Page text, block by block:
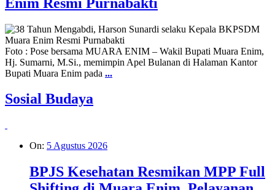
Foto : Pose bersama MUARA ENIM – Wakil Bupati Muara Enim,
Hj. Sumarni, M.Si., memimpin Apel Bulanan di Halaman Kantor
Bupati Muara Enim pada ...
Sosial Budaya
On: 5 Agustus 2026
BPJS Kesehatan Resmikan MPP Full